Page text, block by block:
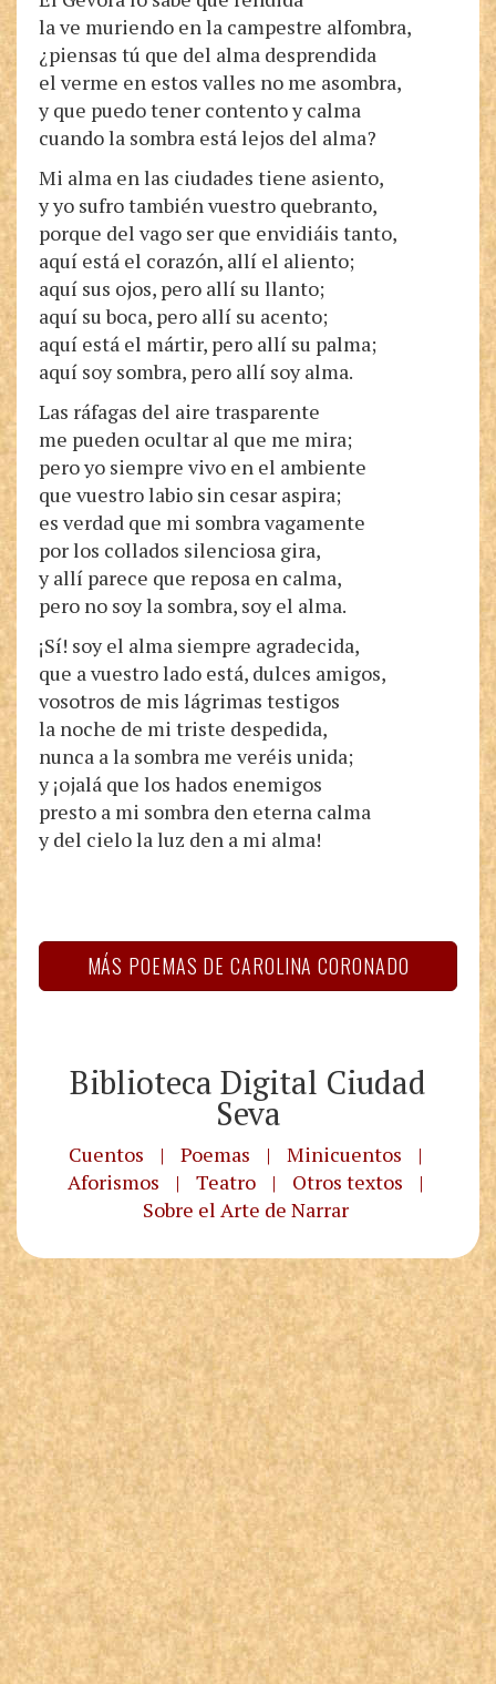
la ve muriendo en la campestre alfombra,
¿piensas tú que del alma desprendida
el verme en estos valles no me asombra,
y que puedo tener contento y calma
cuando la sombra está lejos del alma?
Mi alma en las ciudades tiene asiento,
y yo sufro también vuestro quebranto,
porque del vago ser que envidiáis tanto,
aquí está el corazón, allí el aliento;
aquí sus ojos, pero allí su llanto;
aquí su boca, pero allí su acento;
aquí está el mártir, pero allí su palma;
aquí soy sombra, pero allí soy alma.
Las ráfagas del aire trasparente
me pueden ocultar al que me mira;
pero yo siempre vivo en el ambiente
que vuestro labio sin cesar aspira;
es verdad que mi sombra vagamente
por los collados silenciosa gira,
y allí parece que reposa en calma,
pero no soy la sombra, soy el alma.
¡Sí! soy el alma siempre agradecida,
que a vuestro lado está, dulces amigos,
vosotros de mis lágrimas testigos
la noche de mi triste despedida,
nunca a la sombra me veréis unida;
y ¡ojalá que los hados enemigos
presto a mi sombra den eterna calma
y del cielo la luz den a mi alma!
MÁS POEMAS DE CAROLINA CORONADO
Biblioteca Digital Ciudad
Seva
Cuentos | Poemas | Minicuentos
|
Aforismos
| Teatro | Otros textos
|
Sobre el Arte de Narrar